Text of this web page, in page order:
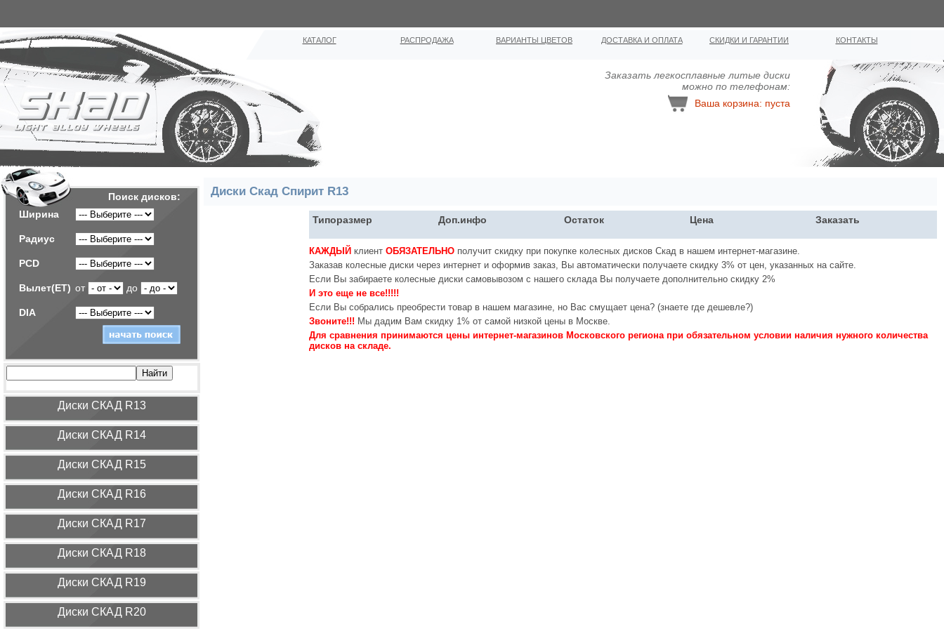
КАТАЛОГ РАСПРОДАЖА ВАРИАНТЫ ЦВЕТОВ ДОСТАВКА И ОПЛАТА СКИДКИ И ГАРАНТИИ КОНТАКТЫ
Заказать легкосплавные литыe диcки
можно по телефонам:
Ваша корзина: пуста
Поиск дисков:
Ширина
Радиус
PCD
Вылет(ET) от до
DIA
Диcки СКАД R13
Диcки СКАД R14
Диcки СКАД R15
Диcки СКАД R16
Диcки СКАД R17
Диcки СКАД R18
Диcки СКАД R19
Диcки СКАД R20
Диски Скад Спирит R13
Типоразмер Доп.инфо Остаток Цена Заказать
КАЖДЫЙ клиент ОБЯЗАТЕЛЬНО получит скидку при покупке колесных дисков Скад в нашем интернет-магазине.
Заказав колесные диски через интернет и оформив заказ, Вы автоматически получаете скидку 3% от цен, указанных на сайте.
Если Вы забираете колесные диски самовывозом с нашего склада Вы получаете дополнительно скидку 2%
И это еще не все!!!!!
Если Вы собрались преобрести товар в нашем магазине, но Вас смущает цена? (знаете где дешевле?)
Звоните!!! Мы дадим Вам скидку 1% от самой низкой цены в Москве.
Для сравнения принимаются цены интернет-магазинов Московского региона при обязательном условии наличия нужного количества
дисков на складе.